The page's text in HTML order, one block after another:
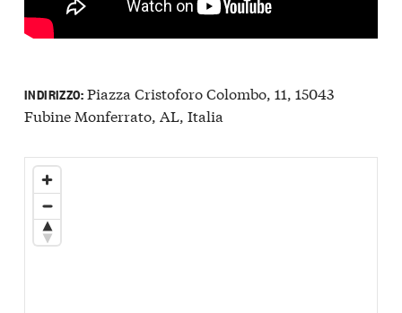
INDIRIZZO:Piazza Cristoforo Colombo, 11, 15043
Fubine Monferrato, AL, Italia